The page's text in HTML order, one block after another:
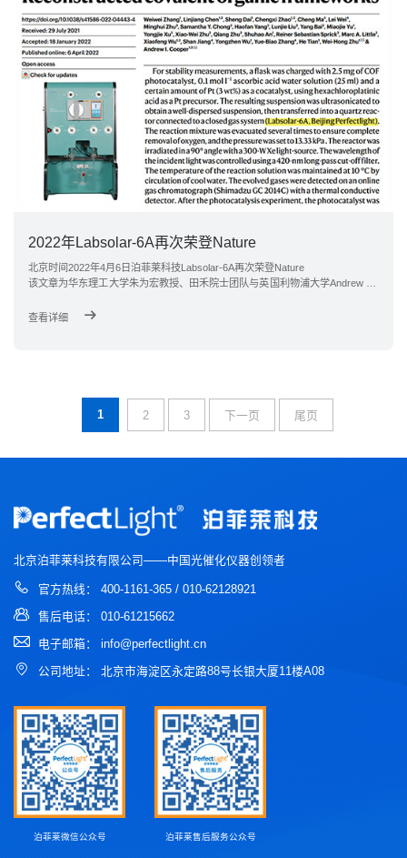
2022年Labsolar-6A再次荣登Nature
北京时间2022年4月6日泊菲莱科技Labsolar-6A再次荣登Nature
该文章为华东理工大学朱为宏教授、田禾院士团队与英国利物浦大学Andrew Co
ature》上的研究论文
查看详细
1 2 3 下一页 尾页
北京泊菲莱科技有限公司——中国光催化仪器创领者
官方热线： 400-1161-365 / 010-62128921
售后电话： 010-61215662
电子邮箱： info@perfectlight.cn
公司地址： 北京市海淀区永定路88号长银大厦11楼A08
泊菲莱微信公众号 泊菲莱售后服务公众号